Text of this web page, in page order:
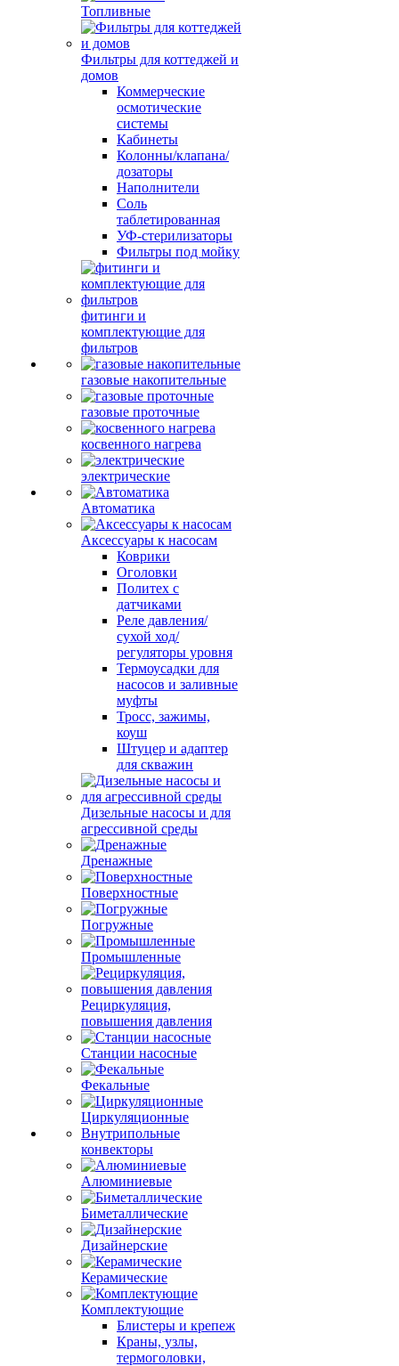
Топливные
Фильтры для коттеджей и
домов
Коммерческие
осмотические
системы
Кабинеты
Колонны/клапана/
дозаторы
Наполнители
Соль
таблетированная
УФ-стерилизаторы
Фильтры под мойку
фитинги и
комплектующие для
фильтров
газовые накопительные
газовые проточные
косвенного нагрева
электрические
Автоматика
Аксессуары к насосам
Коврики
Оголовки
Политех с
датчиками
Реле давления/
сухой ход/
регуляторы уровня
Термоусадки для
насосов и заливные
муфты
Тросс, зажимы,
коуш
Штуцер и адаптер
для скважин
Дизельные насосы и для
агрессивной среды
Дренажные
Поверхностные
Погружные
Промышленные
Рециркуляция,
повышения давления
Станции насосные
Фекальные
Циркуляционные
Внутрипольные
конвекторы
Алюминиевые
Биметаллические
Дизайнерские
Керамические
Комплектующие
Блистеры и крепеж
Краны, узлы,
термоголовки,